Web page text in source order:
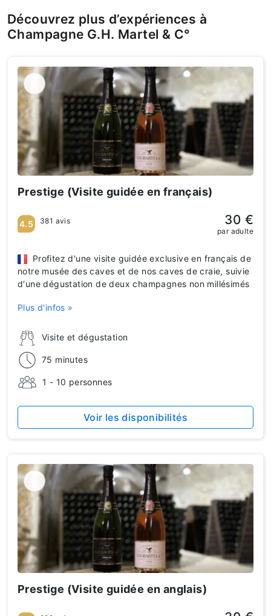
Découvrez plus d’expériences à
Champagne G.H. Martel & C°
Prestige (Visite guidée en français)
Visite et dégustation
75 minutes
1 - 10 personnes
Profitez d'une visite guidée exclusive en français de
notre musée des caves et de nos caves de craie, suivie
d'une dégustation de deux champagnes non millésimés
Plus d'infos »
4.5 381 avis 30 €
par adulte
Voir les disponibilités
Prestige (Visite guidée en anglais)